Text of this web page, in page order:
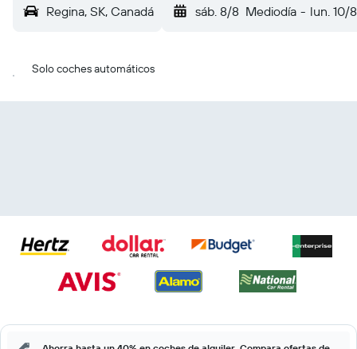
Regina, SK, Canadá sáb. 8/8 Mediodía - lun. 10/8
Solo coches automáticos